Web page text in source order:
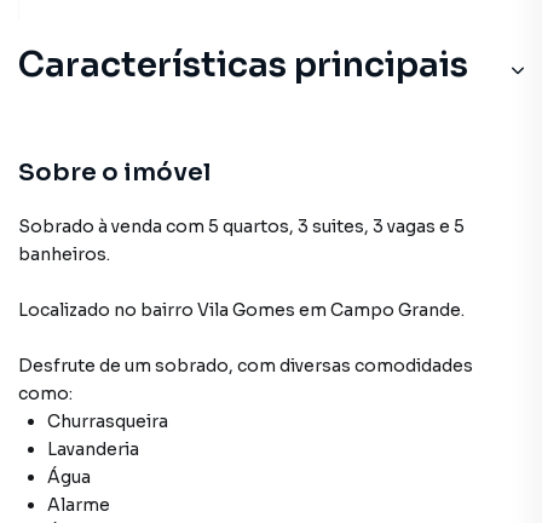
Características principais
Sobre o imóvel
Sobrado à venda com 5 quartos, 3 suites, 3 vagas e 5
banheiros.
Localizado no bairro Vila Gomes em Campo Grande.
Desfrute de um sobrado, com diversas comodidades
como:
Churrasqueira
Lavanderia
Água
Alarme